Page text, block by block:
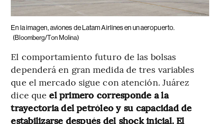
En la imagen, aviones de Latam Airlines en un aeropuerto.
(Bloomberg/Ton Molina)
El comportamiento futuro de las bolsas
dependerá en gran medida de tres variables
que el mercado sigue con atención. Juárez
dice queel primero corresponde a la
trayectoria del petróleo y su capacidad de
estabilizarse después del shock inicial. El